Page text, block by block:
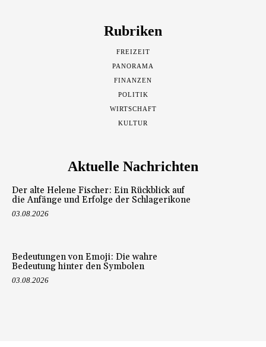
Rubriken
FREIZEIT
PANORAMA
FINANZEN
POLITIK
WIRTSCHAFT
KULTUR
Aktuelle Nachrichten
Der alte Helene Fischer: Ein Rückblick auf
die Anfänge und Erfolge der Schlagerikone
03.08.2026
Bedeutungen von Emoji: Die wahre
Bedeutung hinter den Symbolen
03.08.2026